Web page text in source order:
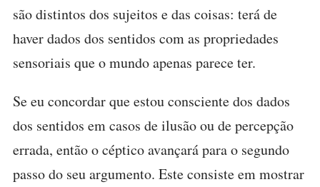
são distintos dos sujeitos e das coisas: terá de
haver dados dos sentidos com as propriedades
sensoriais que o mundo apenas parece ter.
Se eu concordar que estou consciente dos dados
dos sentidos em casos de ilusão ou de percepção
errada, então o céptico avançará para o segundo
passo do seu argumento. Este consiste em mostrar